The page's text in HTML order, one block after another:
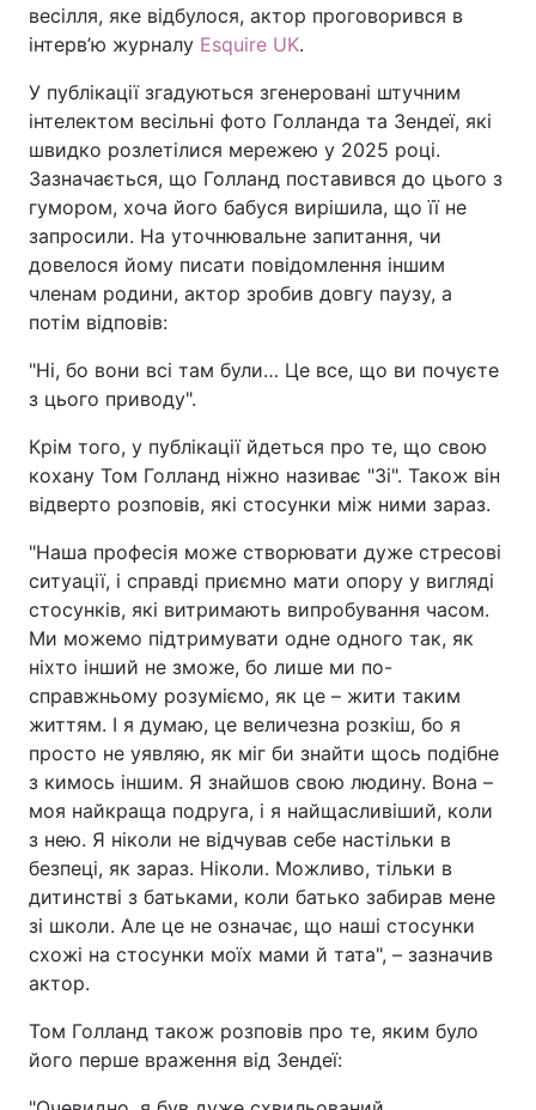
весілля, яке відбулося, актор проговорився в
інтерв’ю журналу Esquire UK.
У публікації згадуються згенеровані штучним
інтелектом весільні фото Голланда та Зендеї, які
швидко розлетілися мережею у 2025 році.
Зазначається, що Голланд поставився до цього з
гумором, хоча його бабуся вирішила, що її не
запросили. На уточнювальне запитання, чи
довелося йому писати повідомлення іншим
членам родини, актор зробив довгу паузу, а
потім відповів:
"Ні, бо вони всі там були… Це все, що ви почуєте
з цього приводу".
Крім того, у публікації йдеться про те, що свою
кохану Том Голланд ніжно називає "Зі". Також він
відверто розповів, які стосунки між ними зараз.
"Наша професія може створювати дуже стресові
ситуації, і справді приємно мати опору у вигляді
стосунків, які витримають випробування часом.
Ми можемо підтримувати одне одного так, як
ніхто інший не зможе, бо лише ми по-
справжньому розуміємо, як це – жити таким
життям. І я думаю, це величезна розкіш, бо я
просто не уявляю, як міг би знайти щось подібне
з кимось іншим. Я знайшов свою людину. Вона –
моя найкраща подруга, і я найщасливіший, коли
з нею. Я ніколи не відчував себе настільки в
безпеці, як зараз. Ніколи. Можливо, тільки в
дитинстві з батьками, коли батько забирав мене
зі школи. Але це не означає, що наші стосунки
схожі на стосунки моїх мами й тата", – зазначив
актор.
Том Голланд також розповів про те, яким було
його перше враження від Зендеї: